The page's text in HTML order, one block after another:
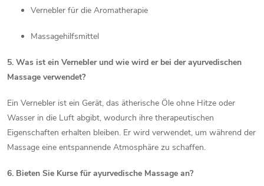
Vernebler für die Aromatherapie
Massagehilfsmittel
5. Was ist ein Vernebler und wie wird er bei der ayurvedischen
Massage verwendet?
Ein Vernebler ist ein Gerät, das ätherische Öle ohne Hitze oder
Wasser in die Luft abgibt, wodurch ihre therapeutischen
Eigenschaften erhalten bleiben. Er wird verwendet, um während der
Massage eine entspannende Atmosphäre zu schaffen.
6. Bieten Sie Kurse für ayurvedische Massage an?